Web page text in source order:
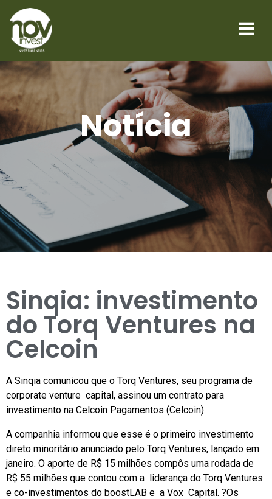
Notícia
Sinqia: investimento
do Torq Ventures na
Celcoin
A Sinqia comunicou que o Torq Ventures, seu programa de
corporate venture capital, assinou um contrato para
investimento na Celcoin Pagamentos (Celcoin).
A companhia informou que esse é o primeiro investimento
direto minoritário anunciado pelo Torq Ventures, lançado em
janeiro. O aporte de R$ 15 milhões compôs uma rodada de
R$ 55 milhões que contou com a liderança do Torq Ventures
e co-investimentos do boostLAB e a Vox Capital. ?Os